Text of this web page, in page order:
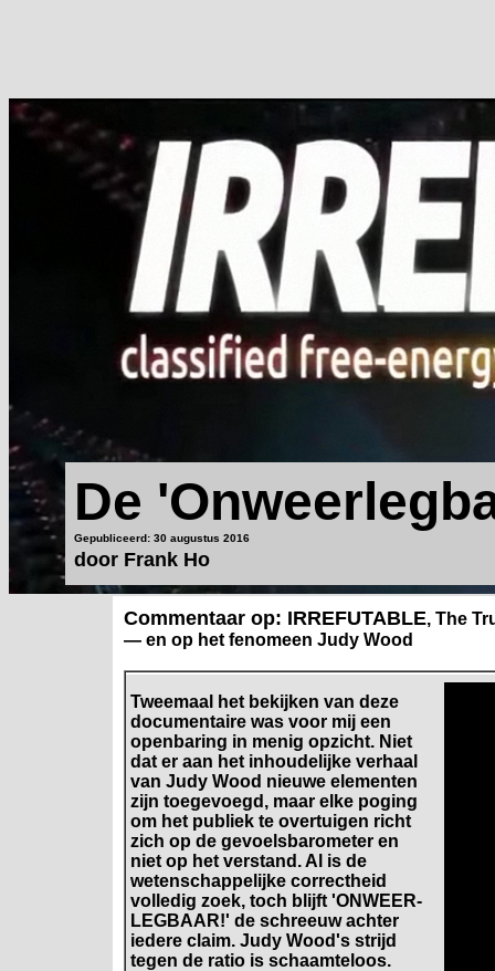
De
Gepubliceerd: 30 augustus 2016
door Frank Ho
Commentaar op: IRREFUTABLE, The
— en op het fenomeen Judy Wood
Tweemaal het bekijken van deze
documentaire was voor mij een
openbaring in menig opzicht. Niet
dat er aan het inhoudelijke verhaal
van Judy Wood nieuwe elementen
zijn toegevoegd, maar elke poging
om het publiek te overtuigen richt
zich op de gevoelsbarometer en
niet op het verstand. Al is de
wetenschappelijke correctheid
volledig zoek, toch blijft 'ONWEER-
LEGBAAR!' de schreeuw achter
iedere claim. Judy Wood's strijd
tegen de ratio is schaamteloos.